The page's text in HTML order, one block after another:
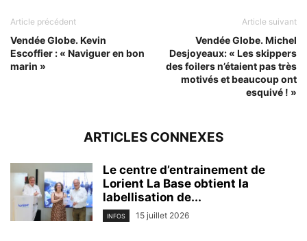
Article précédent
Vendée Globe. Kevin
Escoffier : « Naviguer en bon
marin »
Article suivant
Vendée Globe. Michel
Desjoyeaux: « Les skippers
des foilers n’étaient pas très
motivés et beaucoup ont
esquivé ! »
ARTICLES CONNEXES
Le centre d’entrainement de
Lorient La Base obtient la
labellisation de...
INFOS 15 juillet 2026